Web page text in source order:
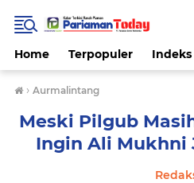
Home Terpopuler Indeks
› Aurmalintang
Meski Pilgub
Ingin Ali Mukhni